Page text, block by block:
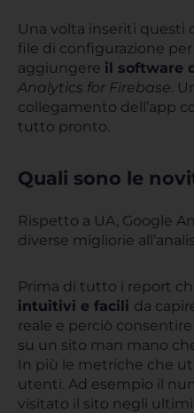
Una volta inseriti questi
file di configurazione
aggiungere il software
Analytics for Firebase.
collegamento dell’app
tutto pronto.
Quali sono le
Rispetto a UA, Google
diverse migliorie
Prima di tutto i report
intuitivi e facili da
reale e perciò
su un sito man mano
In più le metriche che
utenti. Ad esempio il
visitato il sito negli